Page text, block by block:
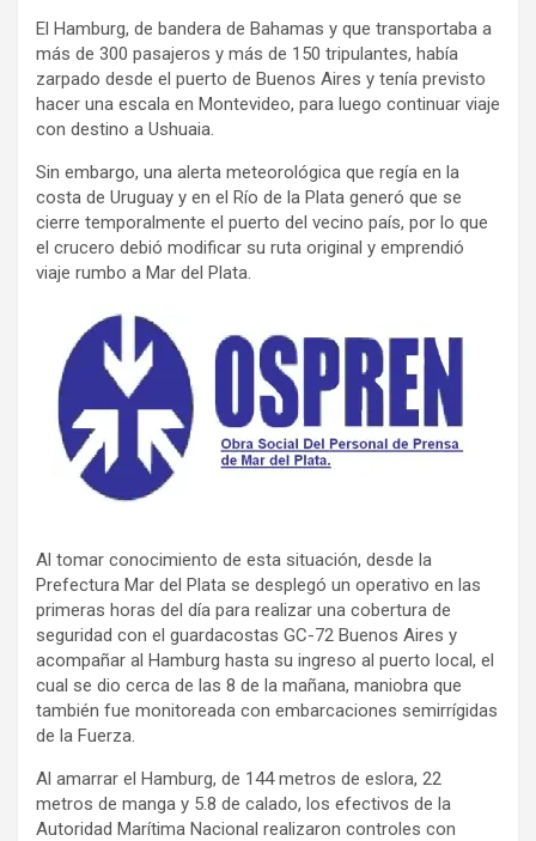
El Hamburg, de bandera de Bahamas y que transportaba a
más de 300 pasajeros y más de 150 tripulantes, había
zarpado desde el puerto de Buenos Aires y tenía previsto
hacer una escala en Montevideo, para luego continuar viaje
con destino a Ushuaia.
Sin embargo, una alerta meteorológica que regía en la
costa de Uruguay y en el Río de la Plata generó que se
cierre temporalmente el puerto del vecino país, por lo que
el crucero debió modificar su ruta original y emprendió
viaje rumbo a Mar del Plata.
Al tomar conocimiento de esta situación, desde la
Prefectura Mar del Plata se desplegó un operativo en las
primeras horas del día para realizar una cobertura de
seguridad con el guardacostas GC-72 Buenos Aires y
acompañar al Hamburg hasta su ingreso al puerto local, el
cual se dio cerca de las 8 de la mañana, maniobra que
también fue monitoreada con embarcaciones semirrígidas
de la Fuerza.
Al amarrar el Hamburg, de 144 metros de eslora, 22
metros de manga y 5.8 de calado, los efectivos de la
Autoridad Marítima Nacional realizaron controles con